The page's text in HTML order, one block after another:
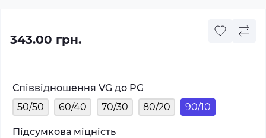
343.00 грн.
Співвідношення VG до PG
50/50
60/40 70/30 80/20 90/10
Підсумкова міцність